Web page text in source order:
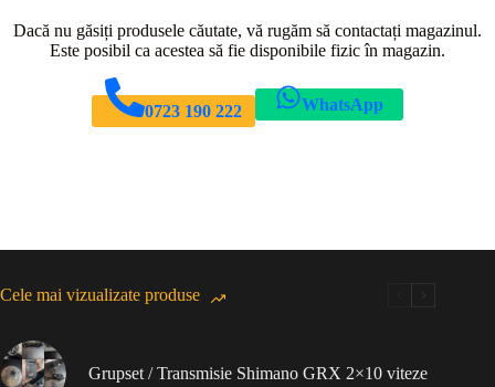
Dacă nu găsiți produsele căutate, vă rugăm să contactați magazinul.
Este posibil ca acestea să fie disponibile fizic în magazin.
0723 190 222 WhatsApp
Cele mai vizualizate produse
Grupset / Transmisie Shimano GRX 2×10 viteze